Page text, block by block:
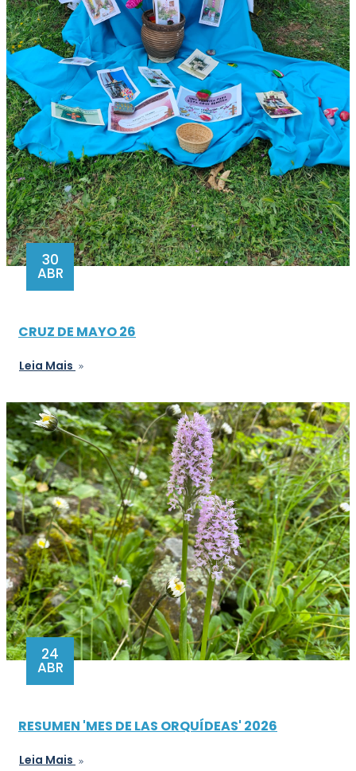
30
ABR
CRUZ DE MAYO 26
Leia Mais
24
ABR
RESUMEN 'MES DE LAS ORQUÍDEAS' 2026
Leia Mais